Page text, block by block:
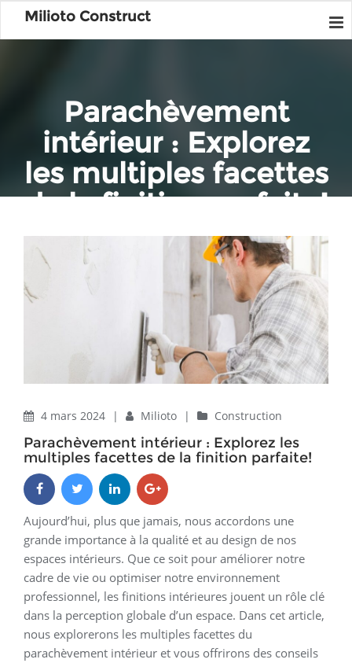
Milioto Construct
Parachèvement
intérieur : Explorez
les multiples facettes
de la finition parfaite!
Construction
Parachèvement intérieur : Explorez les multiples facettes de la
finition parfaite!
4 mars 2024 | Milioto | Construction
Parachèvement intérieur : Explorez les
multiples facettes de la finition parfaite!
Aujourd’hui, plus que jamais, nous accordons une
grande importance à la qualité et au design de nos
espaces intérieurs. Que ce soit pour améliorer notre
cadre de vie ou optimiser notre environnement
professionnel, les finitions intérieures jouent un rôle clé
dans la perception globale d’un espace. Dans cet article,
nous explorerons les multiples facettes du
parachèvement intérieur et vous offrirons des conseils